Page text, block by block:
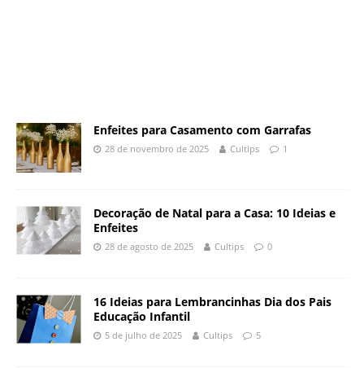
Enfeites para Casamento com Garrafas
28 de novembro de 2025 Cultips 1
Decoração de Natal para a Casa: 10 Ideias e
Enfeites
28 de agosto de 2025 Cultips 0
16 Ideias para Lembrancinhas Dia dos Pais
Educação Infantil
5 de julho de 2025 Cultips 5